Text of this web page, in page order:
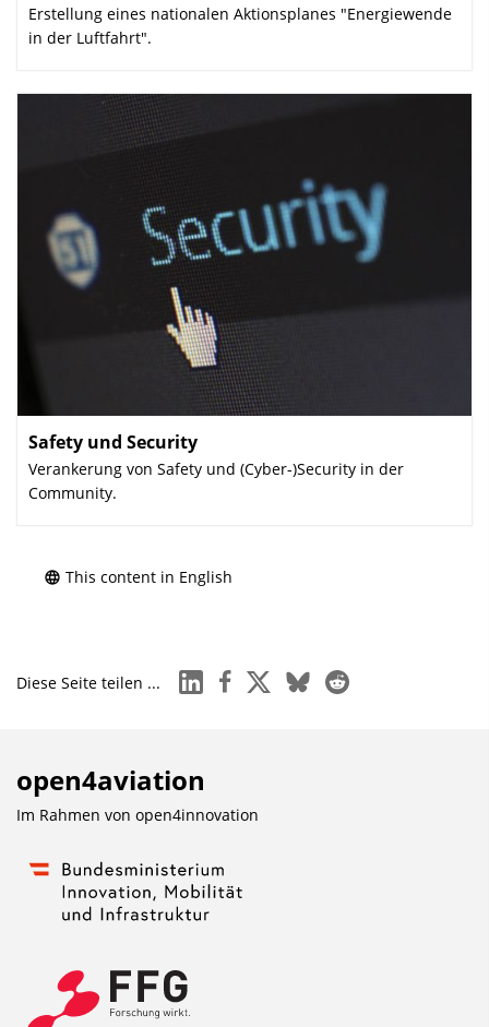
Erstellung eines nationalen Aktionsplanes "Energiewende
in der Luftfahrt".
Safety und Security
Verankerung von Safety und (Cyber-)Security in der
Community.
This content in English
Diese Seite teilen ... linkedinfacebook
x blueskyreddit
open4aviation
Im Rahmen von open4innovation